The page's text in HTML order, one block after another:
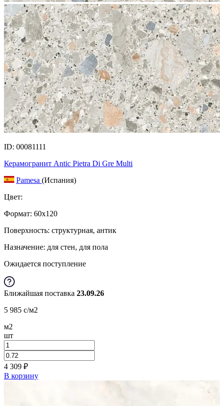
ID: 00081111
Керамогранит Antic Pietra Di Gre Multi
Pamesa (Испания)
Цвет:
Формат: 60x120
Поверхность: структурная, антик
Назначение: для стен, для пола
Ожидается поступление
Ближайшая поставка 23.09.26
5 985 c/м2
м2
шт
4 309 ₽
В корзину